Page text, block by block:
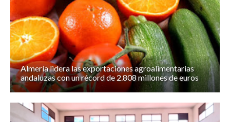
Almería lidera las exportaciones agroalimentarias
andaluzas con un récord de 2.808 millones de euros